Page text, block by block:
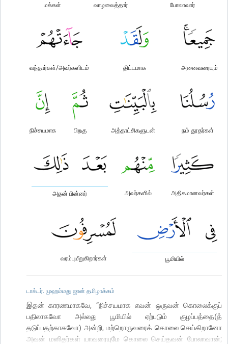
போலாவார்
வாழவைத்தார்
மக்கள்
அனைவரையும்
திட்டமாக
வந்தார்கள்/அவர்களிடம்
நம் தூதர்கள்
அத்தாட்சிகளுடன்
பிறகு
நிச்சயமாக
அதிகமானவர்கள்
அவர்களில்
அதன் பின்னர்
பூமியில்
வரம்புமீறுகிறார்கள்
டாக்டர். முஹம்மது ஜான் தமிழாக்கம்
இதன் காரணமாகவே, “நிச்சயமாக எவன் ஒருவன் கொலைக்குப்
பதிலாகவோ அல்லது பூமியில் ஏற்படும் குழப்பத்தை(த்
தடுப்பதற்காகவோ) அன்றி, மற்றொருவரைக் கொலை செய்கிறானோ
அவன் மனிதர்கள் யாவரையுமே கொலை செய்தவன் போலாவான்;